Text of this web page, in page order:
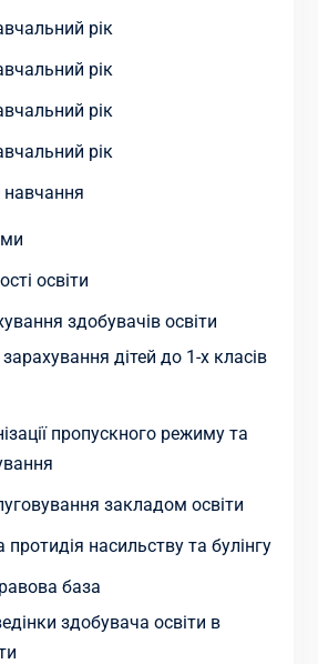
рік
рік
рік
рік
навчання
освіти
здобувачів освіти
дітей до 1-х класів
пропускного режиму та
закладом освіти
протидія насильству та булінгу
база
здобувача освіти в